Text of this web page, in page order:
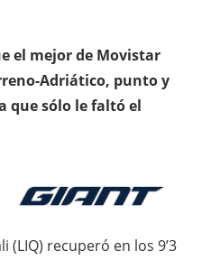
el mejor de Movistar
Adriático, punto y
que sólo le faltó el
(LIQ) recuperó en los 9’3